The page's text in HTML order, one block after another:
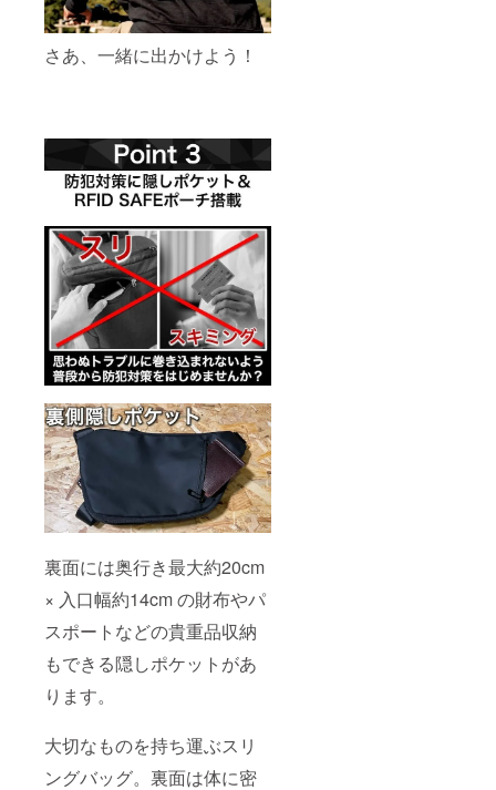
さあ、一緒に出かけよう！
裏面には奥行き最大約20cm
× 入口幅約14cm の財布やパ
スポートなどの貴重品収納
もできる隠しポケットがあ
ります。
大切なものを持ち運ぶスリ
ングバッグ。裏面は体に密